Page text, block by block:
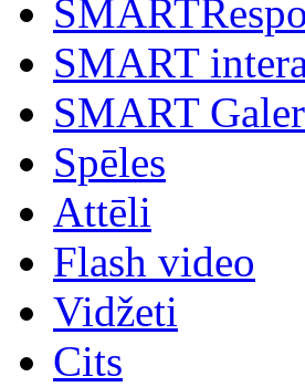
SMART
SMART
Spēles
Attēli
Flash video
Vidžeti
Cits